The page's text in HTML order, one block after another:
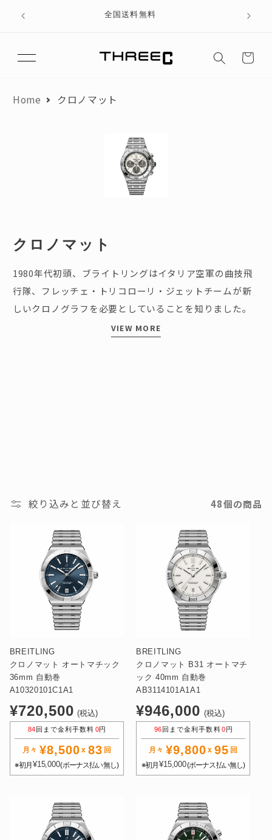
全国送料無料
ー
Home クロノマット
コ
シ
クロノマット
1980年代初頭、ブライトリングはイタリア空軍の曲技飛
行隊、フレッチェ・トリコローリ・ジェットチームが新
しいクロノグラフを必要としていることを知りました。
時計は、勤務時間外でも着用できるほど滑らかでありな
する万能モデルとして親しまれています。
絞り込みと並び替え 48個の商品
BREITLING
クロノマット オートマチック
36mm 自動巻
A10320101C1A1
通
常
価
¥720,500 (税込)
84 回まで金利手数料 0円
月々 ¥8,500 x 83 回
※初月¥15,000(ボーナス払い無し)
BREITLING
クロノマット B31 オートマチ
ック 40mm 自動巻
AB3114101A1A1
通
常
価
¥946,000 (税込)
96 回まで金利手数料0 円
月々 ¥9,800 x 95 回
※初月¥15,000(ボーナス払い無し)